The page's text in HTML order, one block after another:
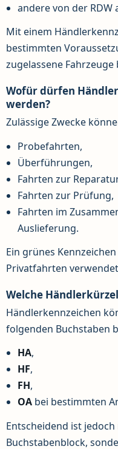
andere von der
Mit einem
bestimmten
zugelassene
Wofür dürfen
werden?
Zulässige Zwecke
Probefahrten,
Überführungen,
Fahrten zur
Fahrten zur Prüfung,
Fahrten im
Auslieferung.
Ein grünes
Privatfahrten
Welche
Händlerkennzeichen
folgenden Buchstaben
HA,
HF,
FH,
OA bei bestimmten
Entscheidend ist
Buchstabenblock,